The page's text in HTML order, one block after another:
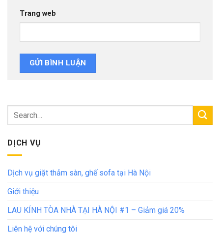
Trang web
DỊCH VỤ
Dịch vụ giặt thảm sàn, ghế sofa tại Hà Nội
Giới thiệu
LAU KÍNH TÒA NHÀ TẠI HÀ NỘI #1 – Giảm giá 20%
Liên hệ với chúng tôi